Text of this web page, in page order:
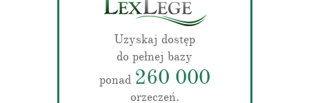
Uzyskaj dostęp
do pełnej bazy
ponad 260 000
orzeczeń.